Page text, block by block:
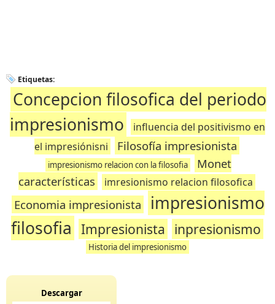
Etiquetas:
Concepcion filosofica del periodo
impresionismo
influencia del positivismo en
el impresiónisni
Filosofía impresionista
impresionismo relacion con la filosofia
Monet
características
imresionismo relacion filosofica
Economia impresionista
impresionismo
filosofia Impresionista inpresionismo
Historia del impresionismo
Descargar